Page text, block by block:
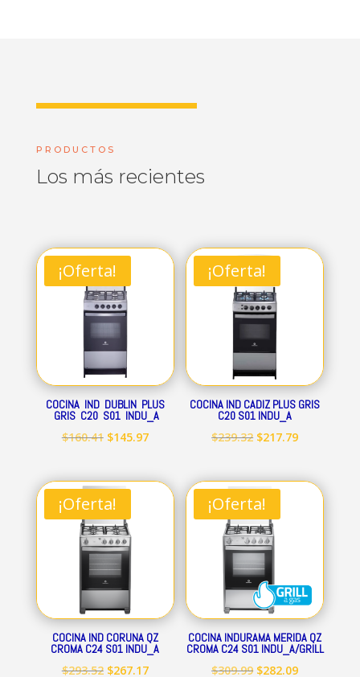
PRODUCTOS
Los más recientes
¡Oferta!
COCINA IND DUBLIN PLUS
GRIS C20 S01 INDU_A
$160.41 El
original
era:
$160.41.
$145.97El
actual
¡Oferta!
COCINA IND CADIZ PLUS GRIS
C20 S01 INDU_A
$239.32 El
original
era:
$239.32.
$217.79El
actual
¡Oferta!
COCINA IND CORUNA QZ
CROMA C24 S01 INDU_A
$293.52 El
$267.17El
¡Oferta!
COCINA INDURAMA MERIDA QZ
CROMA C24 S01 INDU_A/GRILL
$309.99 El
$282.09El